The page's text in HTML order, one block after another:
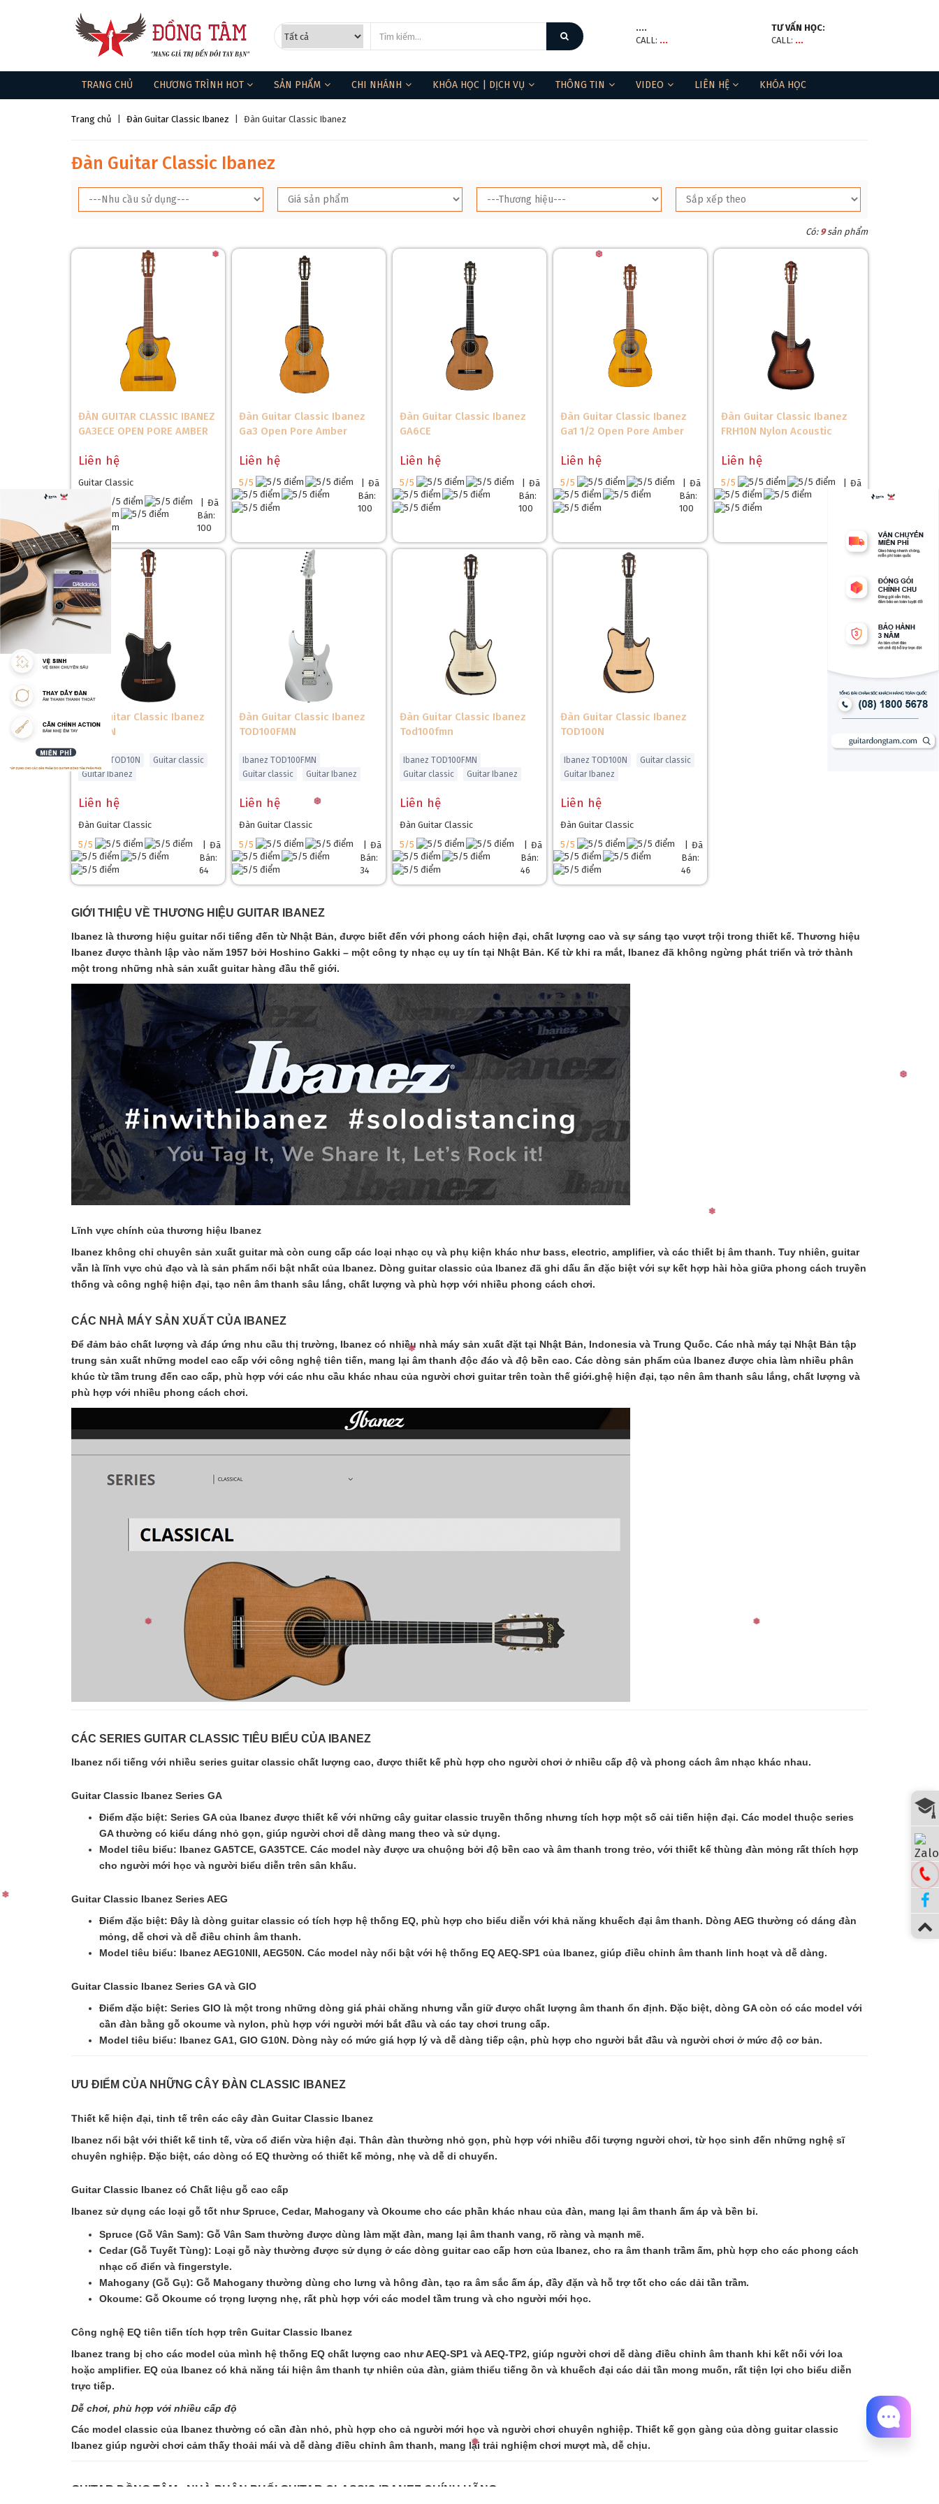
....
CALL: ...
TƯ VẤN HỌC:
CALL: ...
TRANG CHỦ CHƯƠNG TRÌNH HOT SẢN PHẨM CHI NHÁNH KHÓA HỌC | DỊCH VỤ THÔNG TIN VIDEO LIÊN HỆ KHÓA HỌC
❆
Trang chủ Đàn Guitar Classic Ibanez Đàn Guitar Classic Ibanez
Đàn Guitar Classic Ibanez
Có: 9sản phẩm
ĐÀN GUITAR CLASSIC IBANEZ
GA3ECE OPEN PORE AMBER
Liên hệ
Guitar Classic
Đã
Bán:
100
Đàn Guitar Classic Ibanez
Ga3 Open Pore Amber
Liên hệ
5/5
Đã
Bán:
100
Đàn Guitar Classic Ibanez
GA6CE
Liên hệ
5/5
Đã
Bán:
100
Đàn Guitar Classic Ibanez
Ga1 1/2 Open Pore Amber
Liên hệ
5/5
Đã
Bán:
100
Đàn Guitar Classic Ibanez
FRH10N Nylon Acoustic
Liên hệ
5/5
Đã
Đàn Guitar Classic Ibanez
TOD10N
Ibanez TOD10N
Guitar classic
Guitar Ibanez
Liên hệ
Đàn Guitar Classic
5/5
Đã
Bán:
64
Đàn Guitar Classic Ibanez
TOD100FMN
Ibanez TOD100FMN
Guitar classic
Guitar Ibanez
Liên hệ
Đàn Guitar Classic
5/5
Đã
Bán:
34
Đàn Guitar Classic Ibanez
Tod100fmn
Ibanez TOD100FMN
Guitar classic
Guitar Ibanez
Liên hệ
Đàn Guitar Classic
5/5
Đã
Bán:
46
Đàn Guitar Classic Ibanez
TOD100N
Ibanez TOD100N
Guitar classic
Guitar Ibanez
Liên hệ
Đàn Guitar Classic
5/5
Đã
Bán:
46
GIỚI THIỆU VỀ THƯƠNG HIỆU GUITAR IBANEZ
Ibanez là thương hiệu guitar nổi tiếng đến từ Nhật Bản, được biết đến với phong cách hiện đại, chất lượng cao và sự sáng tạo vượt trội trong thiết kế. Thương hiệu
Ibanez được thành lập vào năm 1957 bởi Hoshino Gakki – một công ty nhạc cụ uy tín tại Nhật Bản. Kể từ khi ra mắt, Ibanez đã không ngừng phát triển và trở thành
một trong những nhà sản xuất guitar hàng đầu thế giới.
Lĩnh vực chính của thương hiệu Ibanez
Ibanez không chỉ chuyên sản xuất guitar mà còn cung cấp các loại nhạc cụ và phụ kiện khác như bass, electric, amplifier, và các thiết bị âm thanh. Tuy nhiên, guitar
vẫn là lĩnh vực chủ đạo và là sản phẩm nổi bật nhất của Ibanez. Dòng guitar classic của Ibanez đã ghi dấu ấn đặc biệt với sự kết hợp hài hòa giữa phong cách truyền
thống và công nghệ hiện đại, tạo nên âm thanh sâu lắng, chất lượng và phù hợp với nhiều phong cách chơi.
CÁC NHÀ MÁY SẢN XUẤT CỦA IBANEZ
Để đảm bảo chất lượng và đáp ứng nhu cầu thị trường, Ibanez có nhiều nhà máy sản xuất đặt tại Nhật Bản, Indonesia và Trung Quốc. Các nhà máy tại Nhật Bản tập
trung sản xuất những model cao cấp với công nghệ tiên tiến, mang lại âm thanh độc đáo và độ bền cao. Các dòng sản phẩm của Ibanez được chia làm nhiều phân
khúc từ tầm trung đến cao cấp, phù hợp với các nhu cầu khác nhau của người chơi guitar trên toàn thế giới.ghệ hiện đại, tạo nên âm thanh sâu lắng, chất lượng và
phù hợp với nhiều phong cách chơi.
CÁC SERIES GUITAR CLASSIC TIÊU BIỂU CỦA IBANEZ
Ibanez nổi tiếng với nhiều series guitar classic chất lượng cao, được thiết kế phù hợp cho người chơi ở nhiều cấp độ và phong cách âm nhạc khác nhau.
Guitar Classic Ibanez Series GA
Điểm đặc biệt: Series GA của Ibanez được thiết kế với những cây guitar classic truyền thống nhưng tích hợp một số cải tiến hiện đại. Các model thuộc series
GA thường có kiểu dáng nhỏ gọn, giúp người chơi dễ dàng mang theo và sử dụng.
Model tiêu biểu: Ibanez GA5TCE, GA35TCE. Các model này được ưa chuộng bởi độ bền cao và âm thanh trong trẻo, với thiết kế thùng đàn mỏng rất thích hợp
cho người mới học và người biểu diễn trên sân khấu.
Guitar Classic Ibanez Series AEG
Điểm đặc biệt: Đây là dòng guitar classic có tích hợp hệ thống EQ, phù hợp cho biểu diễn với khả năng khuếch đại âm thanh. Dòng AEG thường có dáng đàn
mỏng, dễ chơi và dễ điều chỉnh âm thanh.
Model tiêu biểu: Ibanez AEG10NII, AEG50N. Các model này nổi bật với hệ thống EQ AEQ-SP1 của Ibanez, giúp điều chỉnh âm thanh linh hoạt và dễ dàng.
Guitar Classic Ibanez Series GA và GIO
Điểm đặc biệt: Series GIO là một trong những dòng giá phải chăng nhưng vẫn giữ được chất lượng âm thanh ổn định. Đặc biệt, dòng GA còn có các model với
cần đàn bằng gỗ okoume và nylon, phù hợp với người mới bắt đầu và các tay chơi trung cấp.
Model tiêu biểu: Ibanez GA1, GIO G10N. Dòng này có mức giá hợp lý và dễ dàng tiếp cận, phù hợp cho người bắt đầu và người chơi ở mức độ cơ bản.
ƯU ĐIỂM CỦA NHỮNG CÂY ĐÀN CLASSIC IBANEZ
Thiết kế hiện đại, tinh tế trên các cây đàn Guitar Classic Ibanez
Ibanez nổi bật với thiết kế tinh tế, vừa cổ điển vừa hiện đại. Thân đàn thường nhỏ gọn, phù hợp với nhiều đối tượng người chơi, từ học sinh đến những nghệ sĩ
chuyên nghiệp. Đặc biệt, các dòng có EQ thường có thiết kế mỏng, nhẹ và dễ di chuyển.
Guitar Classic Ibanez có Chất liệu gỗ cao cấp
Ibanez sử dụng các loại gỗ tốt như Spruce, Cedar, Mahogany và Okoume cho các phần khác nhau của đàn, mang lại âm thanh ấm áp và bền bỉ.
Spruce (Gỗ Vân Sam): Gỗ Vân Sam thường được dùng làm mặt đàn, mang lại âm thanh vang, rõ ràng và mạnh mẽ.
Cedar (Gỗ Tuyết Tùng): Loại gỗ này thường được sử dụng ở các dòng guitar cao cấp hơn của Ibanez, cho ra âm thanh trầm ấm, phù hợp cho các phong cách
nhạc cổ điển và fingerstyle.
Mahogany (Gỗ Gụ): Gỗ Mahogany thường dùng cho lưng và hông đàn, tạo ra âm sắc ấm áp, đầy đặn và hỗ trợ tốt cho các dải tần trầm.
Okoume: Gỗ Okoume có trọng lượng nhẹ, rất phù hợp với các model tầm trung và cho người mới học.
Công nghệ EQ tiên tiến tích hợp trên Guitar Classic Ibanez
Ibanez trang bị cho các model của mình hệ thống EQ chất lượng cao như AEQ-SP1 và AEQ-TP2, giúp người chơi dễ dàng điều chỉnh âm thanh khi kết nối với loa
hoặc amplifier. EQ của Ibanez có khả năng tái hiện âm thanh tự nhiên của đàn, giảm thiểu tiếng ồn và khuếch đại các dải tần mong muốn, rất tiện lợi cho biểu diễn
trực tiếp.
Dễ chơi, phù hợp với nhiều cấp độ
Các model classic của Ibanez thường có cần đàn nhỏ, phù hợp cho cả người mới học và người chơi chuyên nghiệp. Thiết kế gọn gàng của dòng guitar classic
Ibanez giúp người chơi cảm thấy thoải mái và dễ dàng điều chỉnh âm thanh, mang lại trải nghiệm chơi mượt mà, dễ chịu.
GUITAR ĐỒNG TÂM - NHÀ PHÂN PHỐI GUITAR CLASSIC IBANEZ CHÍNH HÃNG